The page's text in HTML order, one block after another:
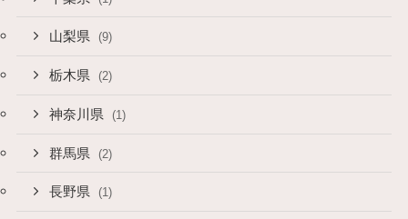
山梨県 (9)
栃木県 (2)
神奈川県 (1)
群馬県 (2)
長野県 (1)